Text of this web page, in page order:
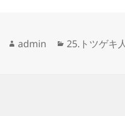
作
admin
カ
25.トツゲキ